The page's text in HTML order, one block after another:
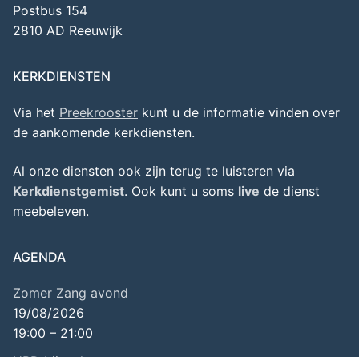
Postbus 154
2810 AD Reeuwijk
KERKDIENSTEN
Via het Preekrooster kunt u de informatie vinden over
de aankomende kerkdiensten.
Al onze diensten ook zijn terug te luisteren via
Kerkdienstgemist. Ook kunt u soms live de dienst
meebeleven.
AGENDA
Zomer Zang avond
19/08/2026
19:00 – 21:00